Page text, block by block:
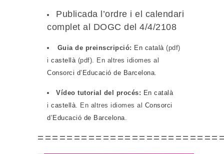
Publicada l’ordre i el calendari
complet al DOGC del 4/4/2108
Guia de preinscripció: En català(pdf)
i castellà(pdf). En altres idiomes al
Consorci d’Educació de Barcelona.
Vídeo tutorial del procés: En català
i castellà. En altres idiomes al Consorci
d’Educació de Barcelona.